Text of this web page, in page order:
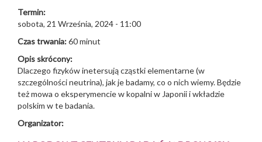
Termin:
sobota, 21 Września, 2024 - 11:00
Czas trwania:60 minut
Opis skrócony:
Dlaczego fizyków inetersują cząstki elementarne (w
szczególności neutrina), jak je badamy, co o nich wiemy. Będzie
też mowa o eksperymencie w kopalni w Japonii i wkładzie
polskim w te badania.
Organizator: